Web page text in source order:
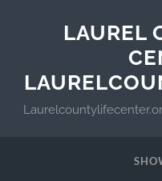
LAUREL